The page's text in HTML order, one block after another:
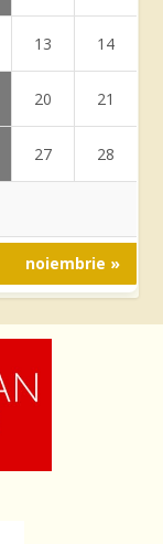
13 14
20 21
27 28
noiembrie »